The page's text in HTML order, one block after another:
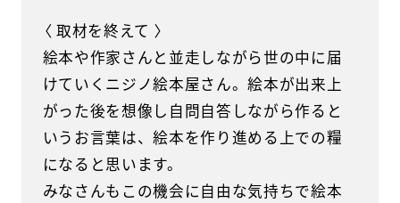
〈 取材を終えて 〉
絵本や作家さんと並走しながら世の中に届
けていくニジノ絵本屋さん。絵本が出来上
がった後を想像し自問自答しながら作ると
いうお言葉は、絵本を作り進める上での糧
になると思います。
みなさんもこの機会に自由な気持ちで絵本